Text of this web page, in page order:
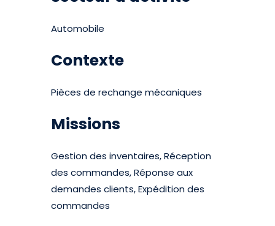
Automobile
Contexte
Pièces de rechange mécaniques
Missions
Gestion des inventaires, Réception
des commandes, Réponse aux
demandes clients, Expédition des
commandes